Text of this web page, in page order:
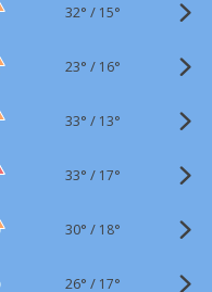
32° / 15°
23° / 16°
33° / 13°
33° / 17°
30° / 18°
26° / 17°